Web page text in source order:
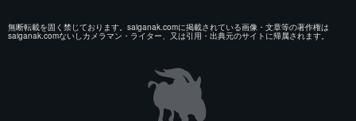
無断転載を固く禁じております。saiganak.comに掲載されている画像・文章等の著作権は
saiganak.comないしカメラマン・ライター、又は引用・出典元のサイトに帰属されます。